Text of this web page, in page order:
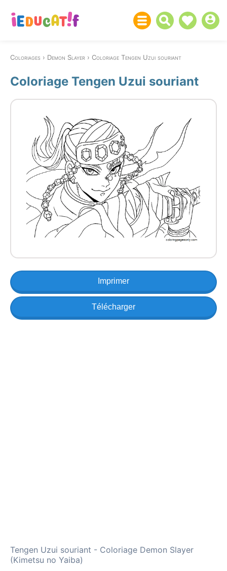
Coloriages Demon Slayer Coloriage Tengen Uzui souriant
Coloriage Tengen Uzui souriant
Imprimer
Télécharger
Tengen Uzui souriant - Coloriage Demon Slayer
(Kimetsu no Yaiba)